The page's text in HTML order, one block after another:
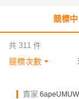
競標中
共 311 件
競標次數
賣家